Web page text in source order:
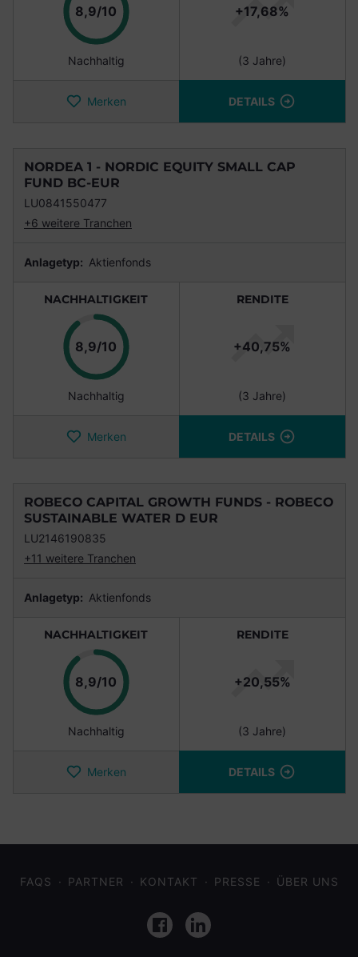
8,9/10 Punkte
Nachhaltig
+17,68%
(3 Jahre)
Merken DETAILS
NORDEA 1 - NORDIC EQUITY SMALL CAP
FUND BC-EUR
LU0841550477
+6 weitere Tranchen
Anlagetyp: Aktienfonds
NACHHALTIGKEIT
8,9/10 Punkte
Nachhaltig
RENDITE
+40,75%
(3 Jahre)
Merken DETAILS
ROBECO CAPITAL GROWTH FUNDS - ROBECO
SUSTAINABLE WATER D EUR
LU2146190835
+11 weitere Tranchen
Anlagetyp: Aktienfonds
NACHHALTIGKEIT
8,9/10 Punkte
Nachhaltig
RENDITE
+20,55%
(3 Jahre)
Merken DETAILS
FAQS PARTNER KONTAKT PRESSE ÜBER UNS
FacebookLinkedIn